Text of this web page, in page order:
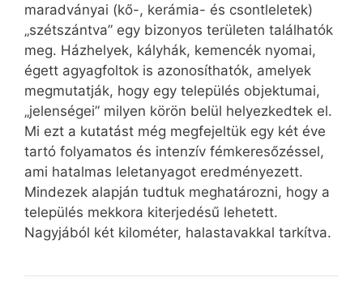
maradványai (kő-, kerámia- és csontleletek)
„szétszántva” egy bizonyos területen találhatók
meg. Házhelyek, kályhák, kemencék nyomai,
égett agyagfoltok is azonosíthatók, amelyek
megmutatják, hogy egy település objektumai,
„jelenségei” milyen körön belül helyezkedtek el.
Mi ezt a kutatást még megfejeltük egy két éve
tartó folyamatos és intenzív fémkeresőzéssel,
ami hatalmas leletanyagot eredményezett.
Mindezek alapján tudtuk meghatározni, hogy a
település mekkora kiterjedésű lehetett.
Nagyjából két kilométer, halastavakkal tarkítva.